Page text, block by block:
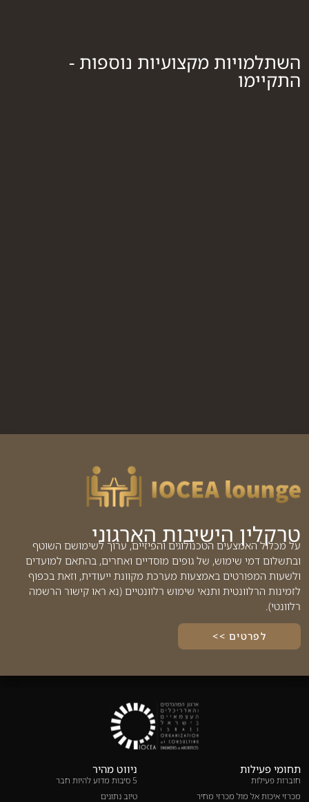
השתלמויות מקצועיות נוספות -
התקיימו
טרקלין הישיבות הארגוני
על מכלול האמצעים הטכנולוגים והפיזיים, ערוך לשימושם השוטף
ובתשלום דמי שימוש, של גופים מוסדיים ואחרים, בהתאם למועדים
ולשעות המפורטים באמצעות מערכת מקוונת ייעודית, וזאת בכפוף
לזמינות הרלוונטית ותנאי שימוש רלוונטיים (נא ראו קישור הרשמה
רלוונטי).
לפרטים >>
תחומי פעילות
חוברות פעילות
מכרזי איכות אל מול מכרזי מחיר
ניווט מהיר
5 סיבות מדוע להיות חבר
טיוב נתונים